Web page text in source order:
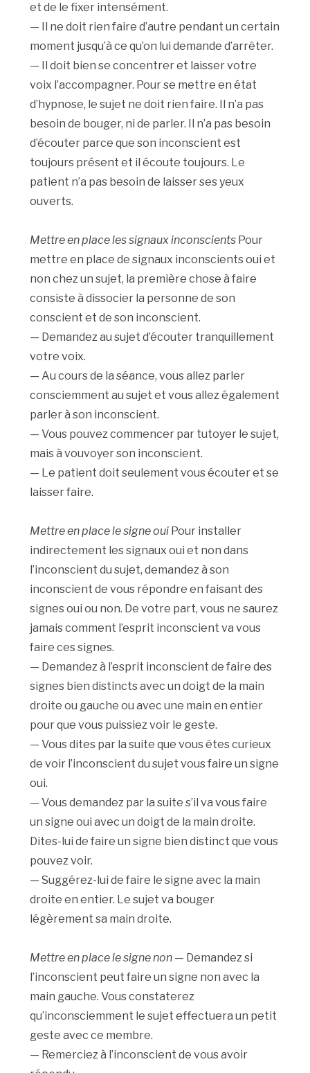
et de le fixer intensément.
— Il ne doit rien faire d’autre pendant un certain
moment jusqu’à ce qu’on lui demande d’arrêter.
— Il doit bien se concentrer et laisser votre
voix l’accompagner. Pour se mettre en état
d’hypnose, le sujet ne doit rien faire. Il n’a pas
besoin de bouger, ni de parler. Il n’a pas besoin
d’écouter parce que son inconscient est
toujours présent et il écoute toujours. Le
patient n’a pas besoin de laisser ses yeux
ouverts.
Mettre en place les signaux inconscients Pour
mettre en place de signaux inconscients oui et
non chez un sujet, la première chose à faire
consiste à dissocier la personne de son
conscient et de son inconscient.
— Demandez au sujet d’écouter tranquillement
votre voix.
— Au cours de la séance, vous allez parler
consciemment au sujet et vous allez également
parler à son inconscient.
— Vous pouvez commencer par tutoyer le sujet,
mais à vouvoyer son inconscient.
— Le patient doit seulement vous écouter et se
laisser faire.
Mettre en place le signe oui Pour installer
indirectement les signaux oui et non dans
l’inconscient du sujet, demandez à son
inconscient de vous répondre en faisant des
signes oui ou non. De votre part, vous ne saurez
jamais comment l’esprit inconscient va vous
faire ces signes.
— Demandez à l’esprit inconscient de faire des
signes bien distincts avec un doigt de la main
droite ou gauche ou avec une main en entier
pour que vous puissiez voir le geste.
— Vous dites par la suite que vous êtes curieux
de voir l’inconscient du sujet vous faire un signe
oui.
— Vous demandez par la suite s’il va vous faire
un signe oui avec un doigt de la main droite.
Dites-lui de faire un signe bien distinct que vous
pouvez voir.
— Suggérez-lui de faire le signe avec la main
droite en entier. Le sujet va bouger
légèrement sa main droite.
Mettre en place le signe non — Demandez si
l’inconscient peut faire un signe non avec la
main gauche. Vous constaterez
qu’inconsciemment le sujet effectuera un petit
geste avec ce membre.
— Remerciez à l’inconscient de vous avoir